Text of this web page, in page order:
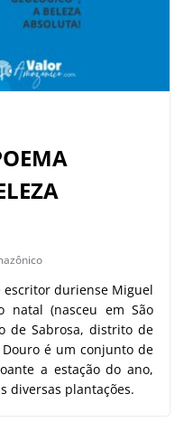
escritor duriense Miguel
natal (nasceu em São
de Sabrosa, distrito de
é um conjunto de
a estação do ano,
diversas plantações.